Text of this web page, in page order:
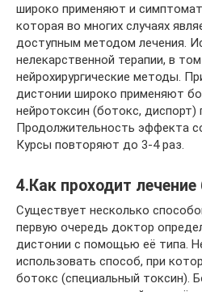
широко применяют и
которая во многих случаях
доступным методом лечения.
нелекарственной терапии, в
нейрохирургические методы.
дистонии широко применяют
нейротоксин (ботокс, диспорт)
Продолжительность эффекта
Курсы повторяют до 3-4 раз.
4.Как проходит лечение
Существует несколько
первую очередь доктор
дистонии с помощью её типа.
использовать способ, при
ботокс (специальный токсин).